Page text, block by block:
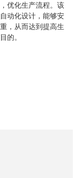
优化生产流程。该
动化设计，能够安
，从而达到提高生
的。